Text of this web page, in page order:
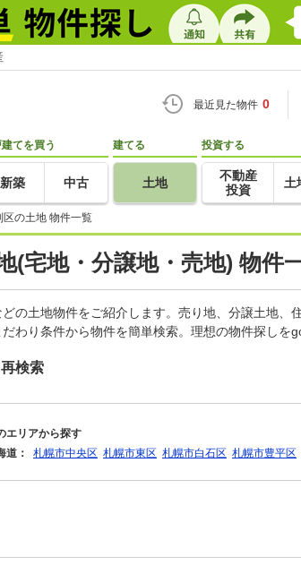
最近見た物件 0
てを買う
新築 中古
建てる
土地
投資する
不動産
投資
土
区の土地 物件一覧
(宅地・分譲地・売地) 物件
の土地物件をご紹介します。売り地、分譲土地、
わり条件から物件を簡単検索。理想の物件探しを
検索
エリアから探す
道：
札幌市中央区 札幌市東区 札幌市白石区 札幌市豊平区